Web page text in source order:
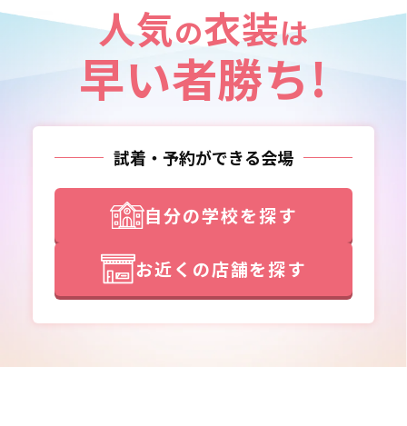
人気の衣装は
早い者勝ち!
試着・予約ができる会場
自分の学校を探す
お近くの店舗を探す